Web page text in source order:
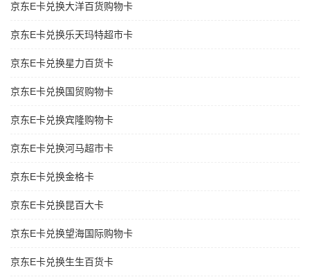
京东E卡兑换大洋百货购物卡
京东E卡兑换乐天玛特超市卡
京东E卡兑换星力百货卡
京东E卡兑换国贸购物卡
京东E卡兑换宾隆购物卡
京东E卡兑换河马超市卡
京东E卡兑换金格卡
京东E卡兑换昆百大卡
京东E卡兑换望海国际购物卡
京东E卡兑换生生百货卡